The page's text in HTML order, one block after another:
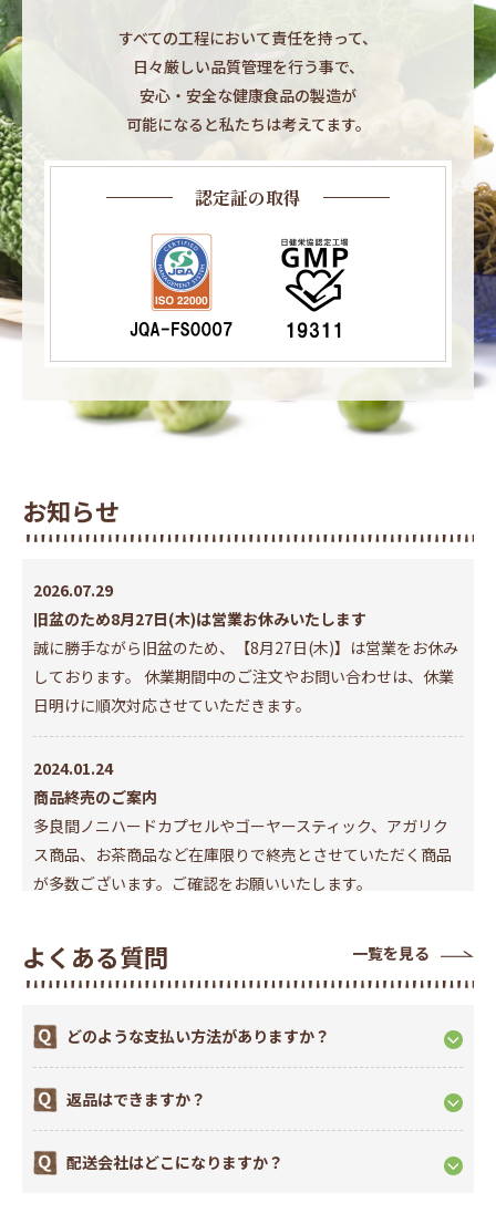
すべての工程において責任を持って、​
日々厳しい品質管理を行う事で、​
安心・安全な健康食品の製造が​
可能になると私たちは考えてます。​
認定証の取得
お知らせ
2026.07.29
旧盆のため8月27日(木)は営業お休みいたします
誠に勝手ながら旧盆のため、【8月27日(木)】は営業をお休み
しております。 休業期間中のご注文やお問い合わせは、休業
日明けに順次対応させていただきます。
2024.01.24
商品終売のご案内
多良間ノニハードカプセルやゴーヤースティック、アガリク
ス商品、お茶商品など在庫限りで終売とさせていただく商品
が多数ございます。ご確認をお願いいたします。
2023.11.13
3Dセキュア2.0導入のお知らせ
り安全に安心して当サイトをご利用いただくために『本人認
証サービス(3Dセキュア2.0)』を導入いたしましたのでお知ら
せいたします。
よくある質問 一覧を見る
どのような支払い方法がありますか？
返品はできますか？
配送会社はどこになりますか？